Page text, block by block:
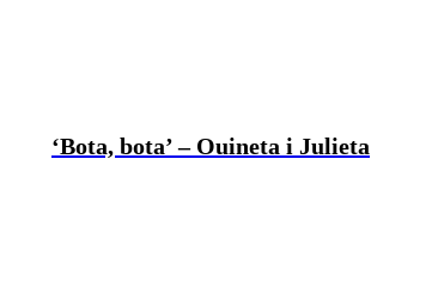
‘Bota, bota’ – Ouineta i Julieta